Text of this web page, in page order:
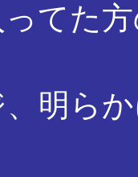
ってた
明ら